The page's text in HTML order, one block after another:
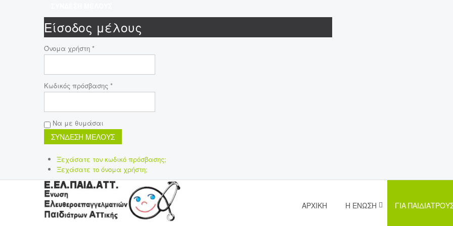
Είσοδος μέλους
Όνομα χρήστη *
Κωδικός πρόσβασης *
Να με θυμάσαι
Ξεχάσατε τον κωδικό πρόσβασης;
Ξεχάσατε το όνομα χρήστη;
ΑΡΧΙΚΉ Η ΈΝΩΣΗ ΓΙΑ